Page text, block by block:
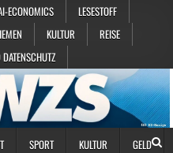
ECONOMICS
LESESTOFF
KULTUR
REISE
SPORT KULTUR GELD